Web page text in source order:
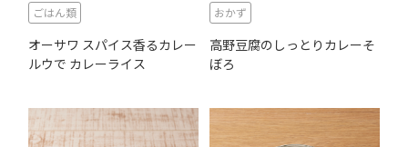
ごはん類
オーサワ スパイス香るカレー
ルウで カレーライス
おかず
高野豆腐のしっとりカレーそ
ぼろ